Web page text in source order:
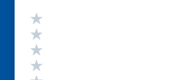
Valutazione